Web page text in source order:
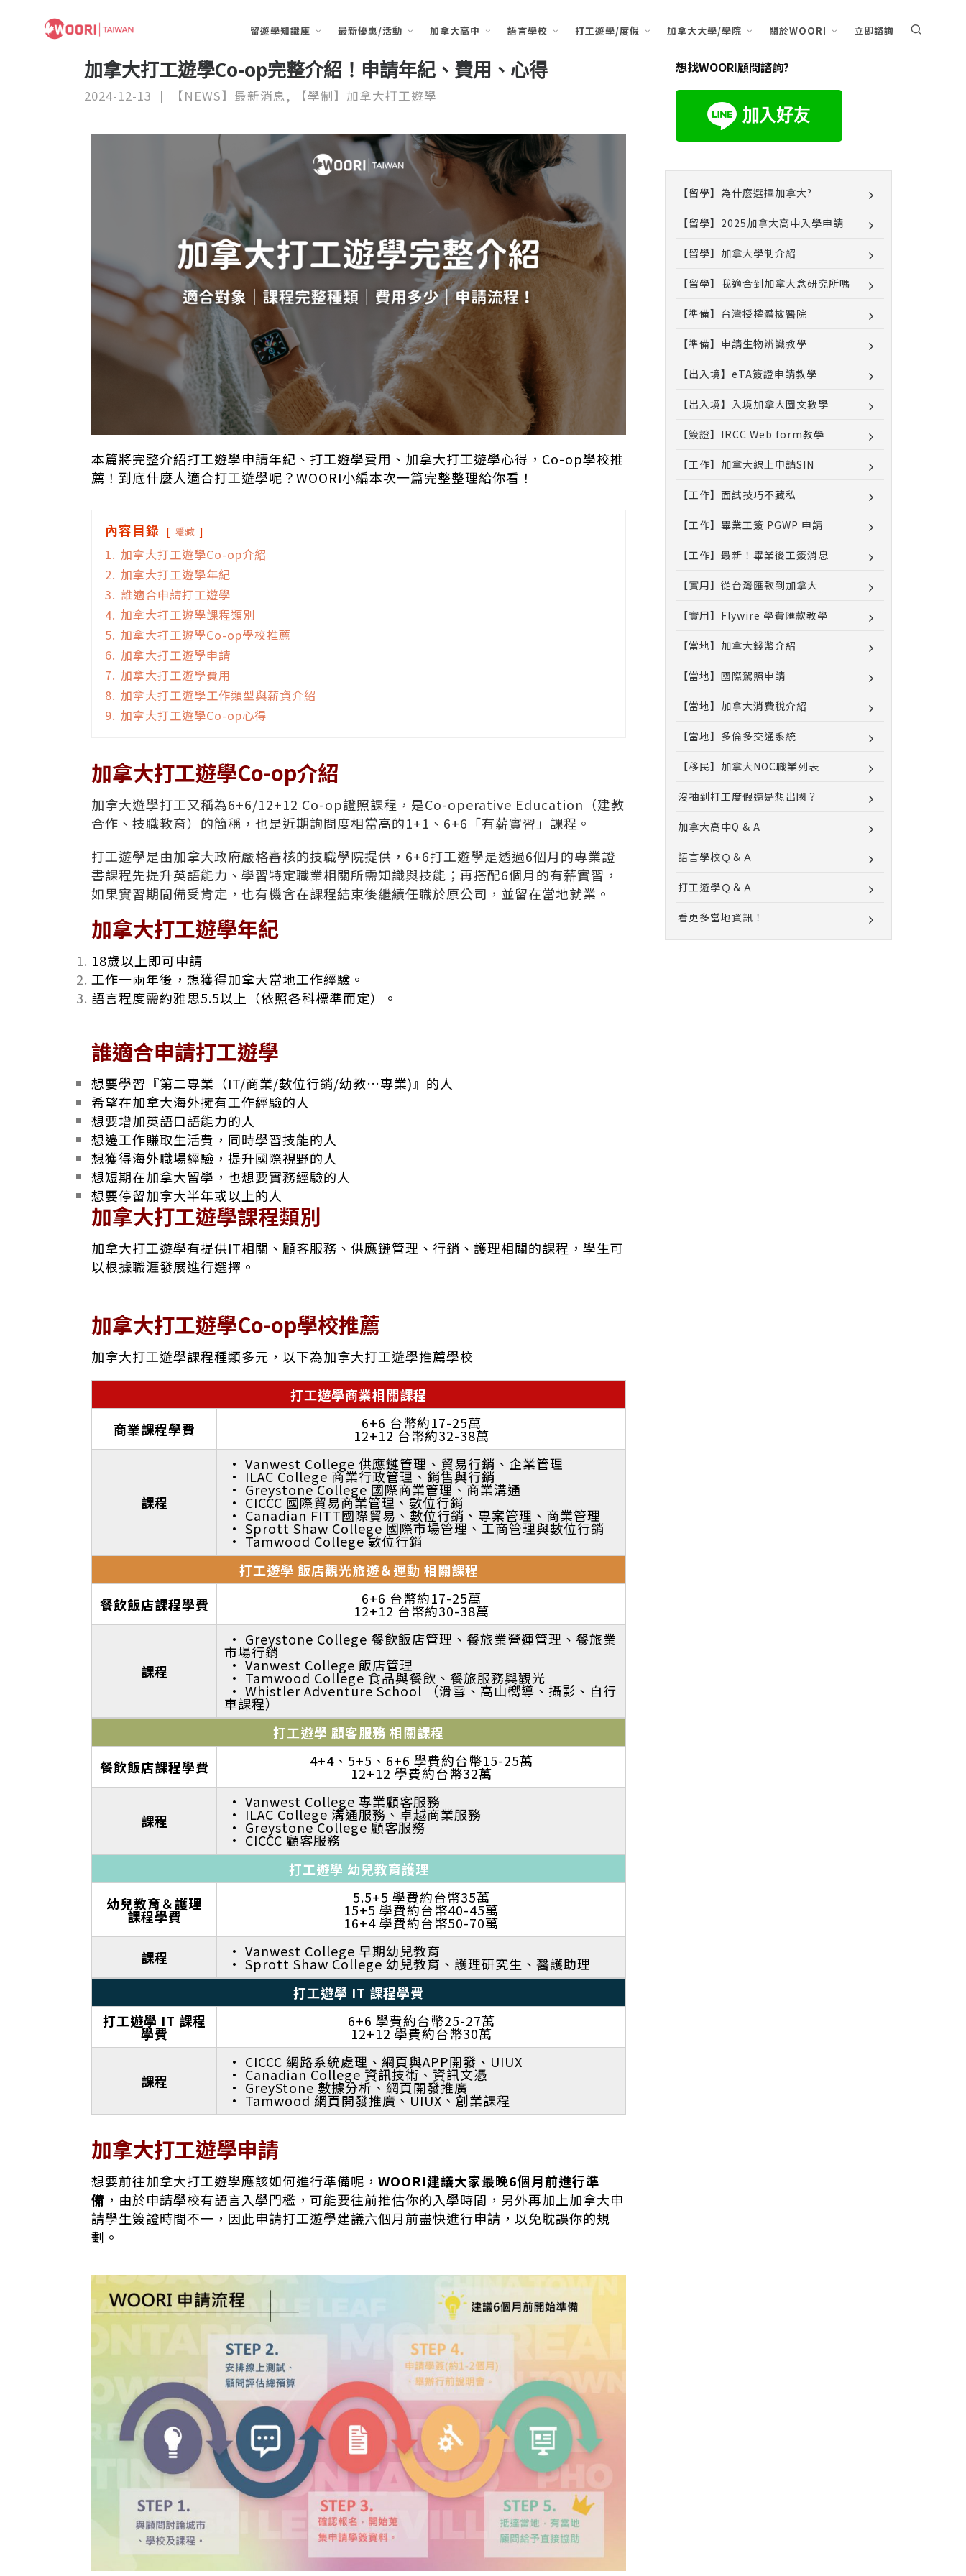
留遊學知識庫 最新優惠/活動 加拿大高中 語言學校 打工遊學/度假 加拿大大學/學院 關於WOORI 立即諮詢
加拿大打工遊學Co-op完整介紹！申請年紀、費用、心得
2024-12-13 【NEWS】最新消息, 【學制】加拿大打工遊學
本篇將完整介紹打工遊學申請年紀、打工遊學費用、加拿大打工遊學心得，Co-op學校推
薦！到底什麼人適合打工遊學呢？WOORI小編本次一篇完整整理給你看！
內容目錄 隱藏
1. 加拿大打工遊學Co-op介紹
2. 加拿大打工遊學年紀
3. 誰適合申請打工遊學
4. 加拿大打工遊學課程類別
5. 加拿大打工遊學Co-op學校推薦
6. 加拿大打工遊學申請
7. 加拿大打工遊學費用
8. 加拿大打工遊學工作類型與薪資介紹
9. 加拿大打工遊學Co-op心得
加拿大打工遊學Co-op介紹
加拿大遊學打工又稱為6+6/12+12 Co-op證照課程，是Co-operative Education（建教
合作、技職教育）的簡稱，也是近期詢問度相當高的1+1、6+6「有薪實習」課程。
打工遊學是由加拿大政府嚴格審核的技職學院提供，6+6打工遊學是透過6個月的專業證
書課程先提升英語能力、學習特定職業相關所需知識與技能；再搭配6個月的有薪實習，
如果實習期間備受肯定，也有機會在課程結束後繼續任職於原公司，並留在當地就業。
加拿大打工遊學年紀
18歲以上即可申請
工作一兩年後，想獲得加拿大當地工作經驗。
語言程度需約雅思5.5以上（依照各科標準而定）。
誰適合申請打工遊學
想要學習『第二專業（IT/商業/數位行銷/幼教…專業)』的人
希望在加拿大海外擁有工作經驗的人
想要增加英語口語能力的人
想邊工作賺取生活費，同時學習技能的人
想獲得海外職場經驗，提升國際視野的人
想短期在加拿大留學，也想要實務經驗的人
想要停留加拿大半年或以上的人
加拿大打工遊學課程類別
加拿大打工遊學有提供IT相關、顧客服務、供應鏈管理、行銷、護理相關的課程，學生可
以根據職涯發展進行選擇。
加拿大打工遊學Co-op學校推薦
加拿大打工遊學課程種類多元，以下為加拿大打工遊學推薦學校
打工遊學商業相關課程
商業課程學費
6+6 台幣約17-25萬
12+12 台幣約32-38萬
課程
· Vanwest College 供應鏈管理、貿易行銷、企業管理
· ILAC College 商業行政管理、銷售與行銷
· Greystone College 國際商業管理、商業溝通
· CICCC 國際貿易商業管理、數位行銷
· Canadian FITT國際貿易、數位行銷、專案管理、商業管理
· Sprott Shaw College 國際市場管理、工商管理與數位行銷
· Tamwood College 數位行銷
打工遊學 飯店觀光旅遊＆運動 相關課程
餐飲飯店課程學費
6+6 台幣約17-25萬
12+12 台幣約30-38萬
課程
· Greystone College 餐飲飯店管理、餐旅業營運管理、餐旅業
市場行銷
· Vanwest College 飯店管理
· Tamwood College 食品與餐飲、餐旅服務與觀光
· Whistler Adventure School （滑雪、高山嚮導、攝影、自行
車課程）
打工遊學 顧客服務 相關課程
餐飲飯店課程學費
4+4、5+5、6+6 學費約台幣15-25萬
12+12 學費約台幣32萬
課程
· Vanwest College 專業顧客服務
· ILAC College 溝通服務、卓越商業服務
· Greystone College 顧客服務
· CICCC 顧客服務
打工遊學 幼兒教育護理
幼兒教育＆護理
課程學費
5.5+5 學費約台幣35萬
15+5 學費約台幣40-45萬
16+4 學費約台幣50-70萬
課程
· Vanwest College 早期幼兒教育
· Sprott Shaw College 幼兒教育、護理研究生、醫護助理
打工遊學 IT 課程學費
打工遊學 IT 課程
學費
6+6 學費約台幣25-27萬
12+12 學費約台幣30萬
課程
· CICCC 網路系統處理、網頁與APP開發、UIUX
· Canadian College 資訊技術、資訊文憑
· GreyStone 數據分析、網頁開發推廣
· Tamwood 網頁開發推廣、UIUX、創業課程
加拿大打工遊學申請
想要前往加拿大打工遊學應該如何進行準備呢， WOORI建議大家最晚6個月前進行準
備 ，由於申請學校有語言入學門檻，可能要往前推估你的入學時間，另外再加上加拿大申
請學生簽證時間不一，因此申請打工遊學建議六個月前盡快進行申請，以免耽誤你的規
劃。
想找WOORI顧問諮詢?
【留學】為什麼選擇加拿大?
【留學】2025加拿大高中入學申請
【留學】加拿大學制介紹
【留學】我適合到加拿大念研究所嗎
【準備】台灣授權體檢醫院
【準備】申請生物辨識教學
【出入境】eTA簽證申請教學
【出入境】入境加拿大圖文教學
【簽證】IRCC Web form教學
【工作】加拿大線上申請SIN
【工作】面試技巧不藏私
【工作】畢業工簽 PGWP 申請
【工作】最新！畢業後工簽消息
【實用】從台灣匯款到加拿大
【實用】Flywire 學費匯款教學
【當地】加拿大錢幣介紹
【當地】國際駕照申請
【當地】加拿大消費稅介紹
【當地】多倫多交通系統
【移民】加拿大NOC職業列表
沒抽到打工度假還是想出國？
加拿大高中Q & A
語言學校Ｑ＆Ａ
打工遊學Ｑ＆Ａ
看更多當地資訊！